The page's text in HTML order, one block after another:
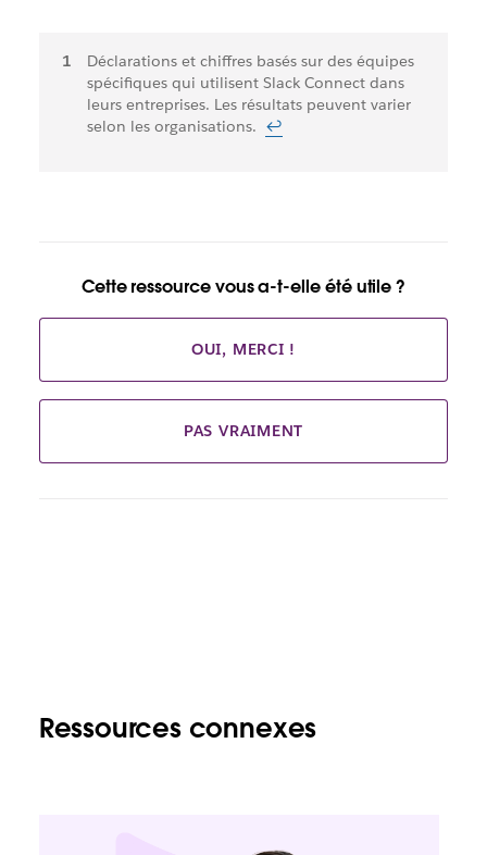
Notes
de
bas
Déclarations et chiffres basés sur des équipes
spécifiques qui utilisent Slack Connect dans
leurs entreprises. Les résultats peuvent varier
selon les organisations. ↩
Cette ressource vous a-t-elle été utile ?
OUI, MERCI !
PAS VRAIMENT
Ressources connexes